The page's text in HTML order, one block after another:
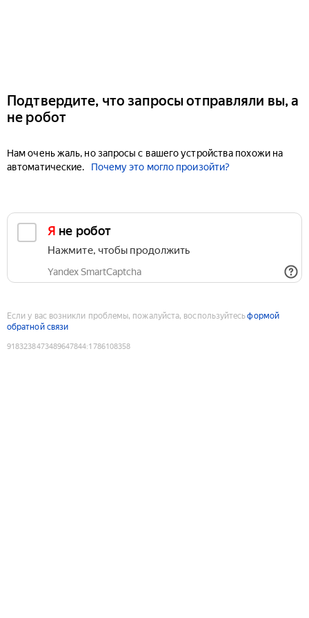
Подтвердите, что запросы отправляли вы, а
не робот
Нам очень жаль, но запросы с вашего устройства похожи на
автоматические.
Почему это могло произойти?
Я не робот
Нажмите, чтобы продолжить
Yandex SmartCaptcha
Если у вас возникли проблемы, пожалуйста, воспользуйтесьформой
обратной связи
9183238473489647844:1786108358